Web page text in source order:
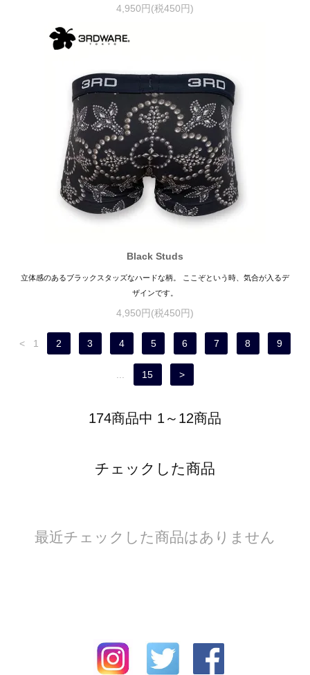
4,950円(税450円)
Black Studs
立体感のあるブラックスタッズなハードな柄。 ここぞという時、気合が入るデ
ザインです。
4,950円(税450円)
< 1 2 3 4 5 6 7 8 9
15 >
174商品中 1～12商品
チェックした商品
最近チェックした商品はありません